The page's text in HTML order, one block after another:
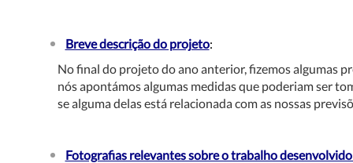
Breve descrição do projeto:
No final do projeto do ano anterior, fizemos algumas
nós apontámos algumas medidas que poderiam ser
se alguma delas está relacionada com as nossas
Fotografias relevantes sobre o trabalho